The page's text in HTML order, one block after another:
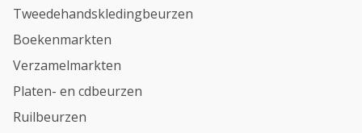
Tweedehandskledingbeurzen
Boekenmarkten
Verzamelmarkten
Platen- en cdbeurzen
Ruilbeurzen